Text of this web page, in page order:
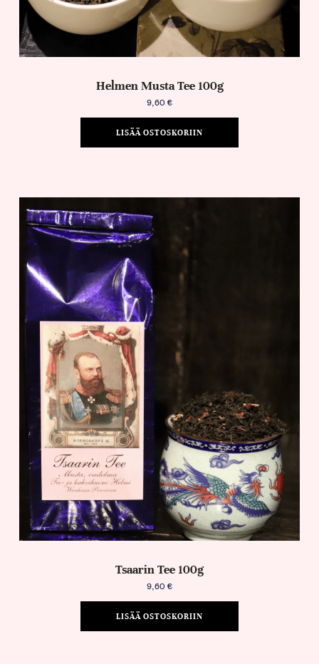
Helmen Musta Tee 100g
9,60 €
LISÄÄ OSTOSKORIIN
Tsaarin Tee 100g
9,60 €
LISÄÄ OSTOSKORIIN